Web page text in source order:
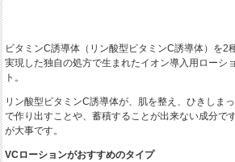
ビタミンC誘導体（リン酸型ビタミンC誘導体）を2
実現した独自の処方で生まれたイオン導入用ローシ
ト。
リン酸型ビタミンC誘導体が、肌を整え、ひきしま
で作り出すことや、蓄積することが出来ない成分で
が大事です。
VCローションがおすすめのタイプ